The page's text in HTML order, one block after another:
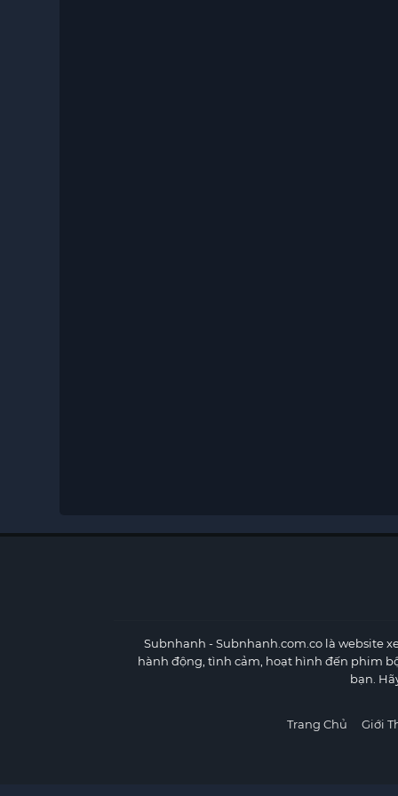
Subnhanh - Subnhanh.com.co là website
hành động, tình cảm, hoạt hình đến phim
bạn.
Trang Chủ Giới